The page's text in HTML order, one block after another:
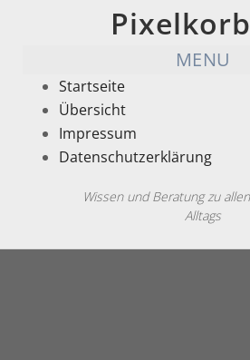
MENU
Startseite
Übersicht
Impressum
Datenschutzerklärung
Wissen und Beratung zu
Alltags